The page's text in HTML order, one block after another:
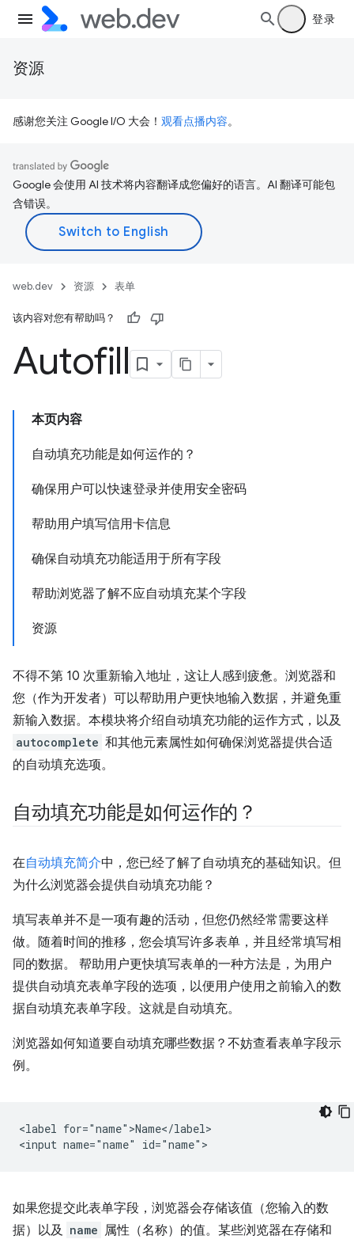
登录
资源
感谢您关注 Google I/O 大会！ 观看点播内容。
Google 会使用 AI 技术将内容翻译成您偏好的语言。AI 翻译可能包
含错误。
web.dev 资源 表单
该内容对您有帮助吗？
Autofill
本页内容
自动填充功能是如何运作的？
确保用户可以快速登录并使用安全密码
帮助用户填写信用卡信息
确保自动填充功能适用于所有字段
帮助浏览器了解不应自动填充某个字段
资源
不得不第 10 次重新输入地址，这让人感到疲惫。浏览器和
您（作为开发者）可以帮助用户更快地输入数据，并避免重
新输入数据。本模块将介绍自动填充功能的运作方式，以及
autocomplete 和其他元素属性如何确保浏览器提供合适
的自动填充选项。
自动填充功能是如何运作的？
在自动填充简介中，您已经了解了自动填充的基础知识。但
为什么浏览器会提供自动填充功能？
填写表单并不是一项有趣的活动，但您仍然经常需要这样
做。随着时间的推移，您会填写许多表单，并且经常填写相
同的数据。 帮助用户更快填写表单的一种方法是，为用户
提供自动填充表单字段的选项，以便用户使用之前输入的数
据自动填充表单字段。这就是自动填充。
浏览器如何知道要自动填充哪些数据？不妨查看表单字段示
例。
<label for="name">Name</label>
如果您提交此表单字段，浏览器会存储该值（您输入的数
据）以及 name 属性（名称）的值。某些浏览器在存储和